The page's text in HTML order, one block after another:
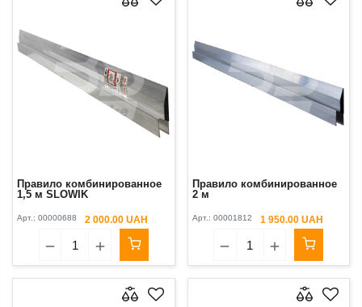
Правило комбинированное
1,5 м SLOWIK
Арт.: 00000688 2 000.00 UAH
Правило комбинированное
2 м
Арт.: 00001812 1 950.00 UAH